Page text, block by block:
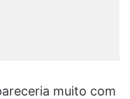
muito com